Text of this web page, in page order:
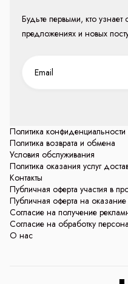
Политика
Политика возврата и обмена
Условия обслуживания
Политика оказания услуг
Контакты
Публичная оферта участия в
Публичная оферта на оказание
Согласие на получение
Согласие на обработку
О нас
Будьте первыми, кто
предложениях и новых